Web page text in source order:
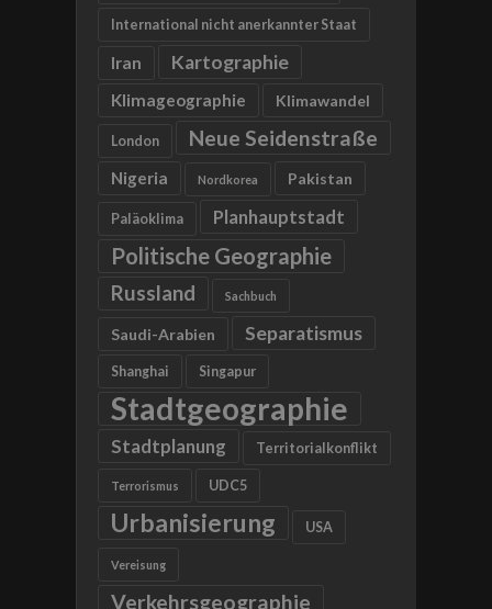
International nicht anerkannter Staat
Iran Kartographie
Klimageographie Klimawandel
London Neue Seidenstraße
Nigeria Nordkorea Pakistan
Paläoklima Planhauptstadt
Politische Geographie
Russland Sachbuch
Saudi-Arabien Separatismus
Shanghai Singapur
Stadtgeographie
Stadtplanung Territorialkonflikt
Terrorismus UDC5
Urbanisierung USA
Vereisung
Verkehrsgeographie